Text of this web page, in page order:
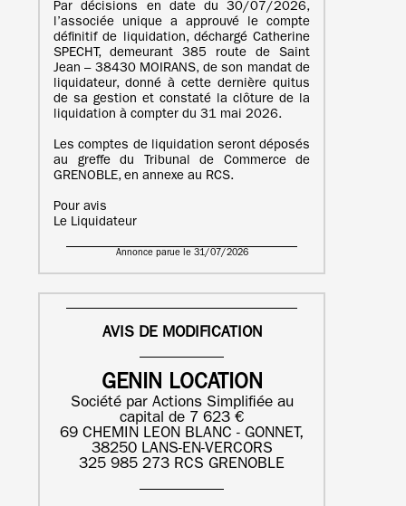
Par décisions en date du 30/07/2026,
l’associée unique a approuvé le compte
définitif de liquidation, déchargé Catherine
SPECHT, demeurant 385 route de Saint
Jean – 38430 MOIRANS, de son mandat de
liquidateur, donné à cette dernière quitus
de sa gestion et constaté la clôture de la
liquidation à compter du 31 mai 2026.
Les comptes de liquidation seront déposés
au greffe du Tribunal de Commerce de
GRENOBLE, en annexe au RCS.
Pour avis
Le Liquidateur
Annonce parue le 31/07/2026
AVIS DE MODIFICATION
GENIN LOCATION
Société par Actions Simplifiée au
capital de 7 623 €
69 CHEMIN LEON BLANC - GONNET,
38250 LANS-EN-VERCORS
325 985 273 RCS GRENOBLE